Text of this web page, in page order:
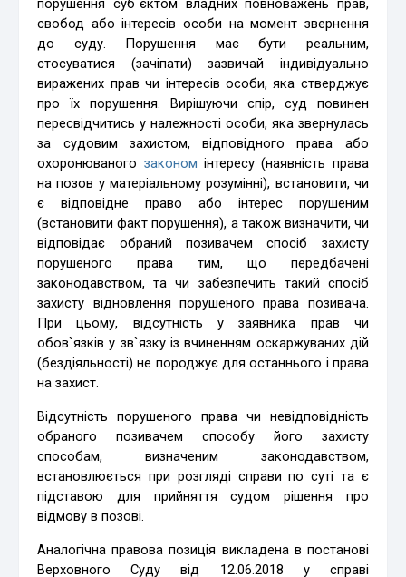
порушення суб`єктом владних повноважень прав,
свобод або інтересів особи на момент звернення
до суду. Порушення має бути реальним,
стосуватися (зачіпати) зазвичай індивідуально
виражених прав чи інтересів особи, яка стверджує
про їх порушення. Вирішуючи спір, суд повинен
пересвідчитись у належності особи, яка звернулась
за судовим захистом, відповідного права або
охоронюваного законом інтересу (наявність права
на позов у матеріальному розумінні), встановити, чи
є відповідне право або інтерес порушеним
(встановити факт порушення), а також визначити, чи
відповідає обраний позивачем спосіб захисту
порушеного права тим, що передбачені
законодавством, та чи забезпечить такий спосіб
захисту відновлення порушеного права позивача.
При цьому, відсутність у заявника прав чи
обов`язків у зв`язку із вчиненням оскаржуваних дій
(бездіяльності) не породжує для останнього і права
на захист.
Відсутність порушеного права чи невідповідність
обраного позивачем способу його захисту
способам, визначеним законодавством,
встановлюється при розгляді справи по суті та є
підставою для прийняття судом рішення про
відмову в позові.
Аналогічна правова позиція викладена в постанові
Верховного Суду від 12.06.2018 у справі